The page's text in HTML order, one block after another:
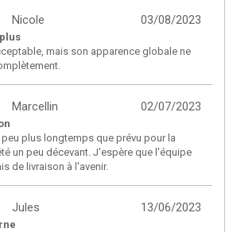
03/08/2023
Nicole
mais son apparence globale ne
02/07/2023
Marcellin
plus longtemps que prévu pour la
un peu décevant. J'espère que l'équipe
de livraison à l'avenir.
13/06/2023
Jules